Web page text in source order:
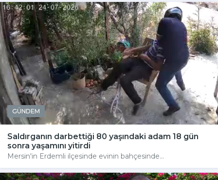
GÜNDEM
Saldırganın darbettiği 80 yaşındaki adam 18 gün
sonra yaşamını yitirdi
Mersin'in Erdemli ilçesinde evinin bahçesinde...